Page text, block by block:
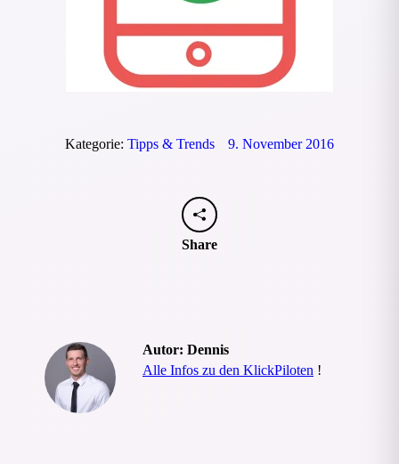
Kategorie: Tipps & Trends 9. November 2016
Share
Autor: Dennis
Alle Infos zu den KlickPiloten !